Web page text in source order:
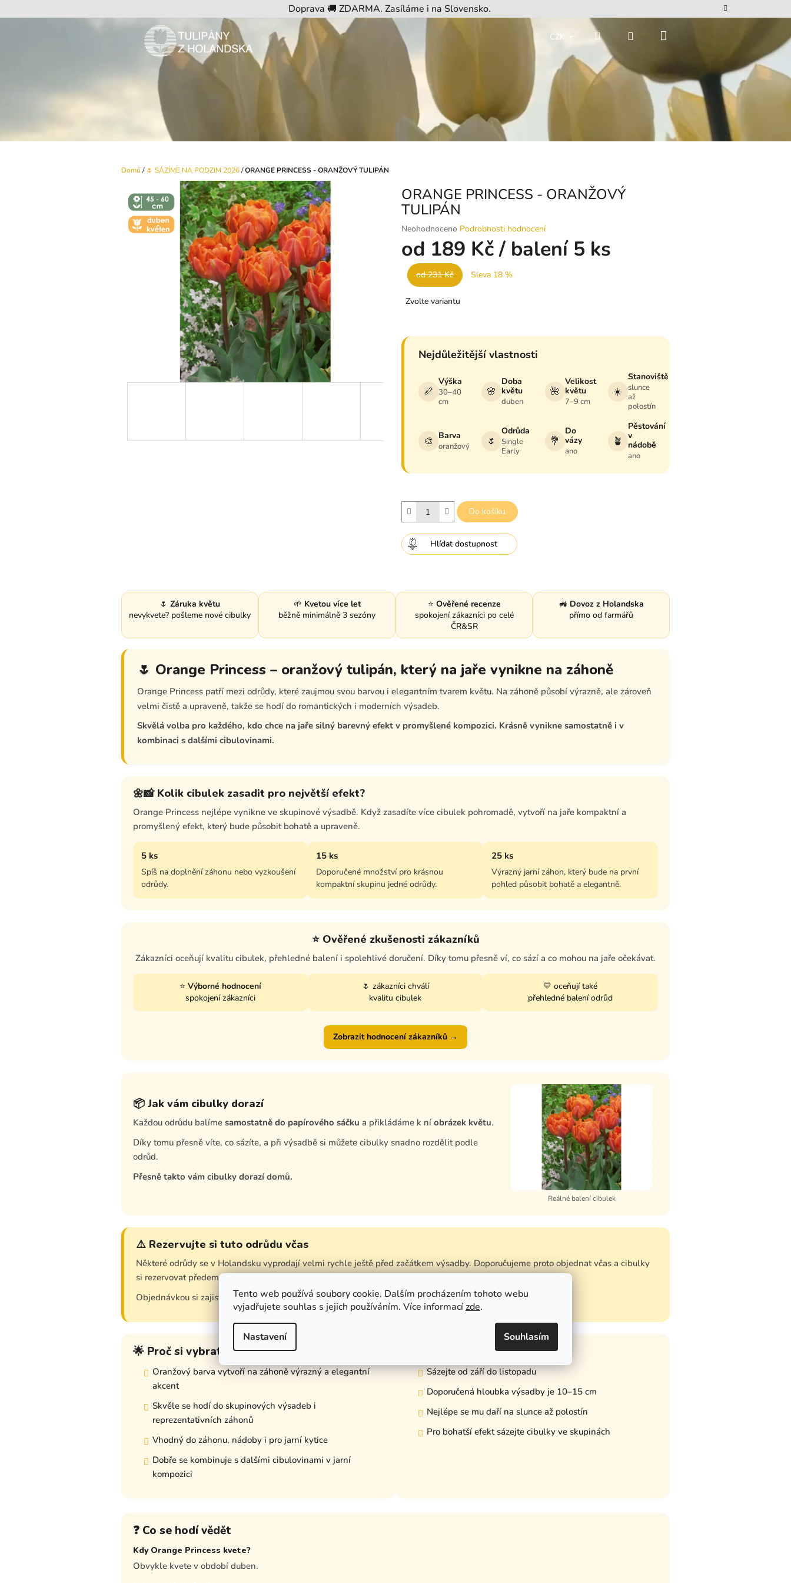
Tento web používá soubory cookie. Dalším procházením tohoto webu
vyjadřujete souhlas s jejich používáním. Více informacízde.
Nastavení Souhlasím
na
Doprava 🚚 ZDARMA. Zasíláme i na Slovensko.
CZK Hledat Přihlášení
Domů / 🌷 SÁZÍME NA PODZIM 2026/ORANGE PRINCESS - ORANŽOVÝ TULIPÁN
↕️ VÝŠKA 45
- 60 CM
🌼 KVĚT -
DUBEN-
KVĚTEN
ORANGE PRINCESS - ORANŽOVÝ
TULIPÁN
Průměrné
hodnocení
produktu
0,0
Neohodnoceno Podrobnosti hodnocení
od 189 Kč/ balení 5 ks
od 231 Kč
Sleva 18 %
cena:
Zvolte variantu
Nejdůležitější vlastnosti
📏
Výška
30–40
cm
🌸
Doba
květu
duben
🌺
Velikost
květu
7–9 cm
☀️
Stanoviště
slunce
až
polostín
🎨 Barva
oranžový 🌷
Odrůda
Single
Early
💐
Do
vázy
ano
🪴
Pěstování
v
nádobě
ano
Do košíku
Hlídat
🌷 Záruka květu
nevykvete? pošleme nové cibulky
🌱 Kvetou více let
běžně minimálně 3 sezóny
⭐ Ověřené recenze
spokojení zákazníci po celé
ČR&SR
🚜 Dovoz z Holandska
přímo od farmářů
🌷 Orange Princess – oranžový tulipán, který na jaře vynikne na záhoně
Orange Princess patří mezi odrůdy, které zaujmou svou barvou i elegantním tvarem květu. Na záhoně působí výrazně, ale zároveň
velmi čistě a upraveně, takže se hodí do romantických i moderních výsadeb.
Skvělá volba pro každého, kdo chce na jaře silný barevný efekt v promyšlené kompozici. Krásně vynikne samostatně i v
kombinaci s dalšími cibulovinami.
🌼📸 Kolik cibulek zasadit pro největší efekt?
Orange Princess nejlépe vynikne ve skupinové výsadbě. Když zasadíte více cibulek pohromadě, vytvoří na jaře kompaktní a
promyšlený efekt, který bude působit bohatě a upraveně.
5 ks
Spíš na doplnění záhonu nebo vyzkoušení
odrůdy.
15 ks
Doporučené množství pro krásnou
kompaktní skupinu jedné odrůdy.
25 ks
Výrazný jarní záhon, který bude na první
pohled působit bohatě a elegantně.
⭐ Ověřené zkušenosti zákazníků
Zákazníci oceňují kvalitu cibulek, přehledné balení i spolehlivé doručení. Díky tomu přesně ví, co sází a co mohou na jaře očekávat.
⭐Výborné hodnocení
spokojení zákazníci
🌷 zákazníci chválí
kvalitu cibulek
💛 oceňují také
přehledné balení odrůd
Zobrazit hodnocení zákazníků →
📦 Jak vám cibulky dorazí
Každou odrůdu balíme samostatně do papírového sáčku a přikládáme k ní obrázek květu.
Díky tomu přesně víte, co sázíte, a při výsadbě si můžete cibulky snadno rozdělit podle
odrůd.
Přesně takto vám cibulky dorazí domů.
Reálné balení cibulek
⚠️ Rezervujte si tuto odrůdu včas
Některé odrůdy se v Holandsku vyprodají velmi rychle ještě před začátkem výsadby. Doporučujeme proto objednat včas a cibulky
si rezervovat předem.
Objednávkou si zajistíte dostupnost odrůdy z aktuální sklizně.
🌟 Proč si vybrat tuto odrůdu?
Oranžový barva vytvoří na záhoně výrazný a elegantní
akcent
Skvěle se hodí do skupinových výsadeb i
reprezentativních záhonů
Vhodný do záhonu, nádoby i pro jarní kytice
Dobře se kombinuje s dalšími cibulovinami v jarní
kompozici
🧑‍🌾 Tipy na pěstování
Sázejte od září do listopadu
Doporučená hloubka výsadby je 10–15 cm
Nejlépe se mu daří na slunce až polostín
Pro bohatší efekt sázejte cibulky ve skupinách
❓ Co se hodí vědět
Kdy Orange Princess kvete?
Obvykle kvete v období duben.